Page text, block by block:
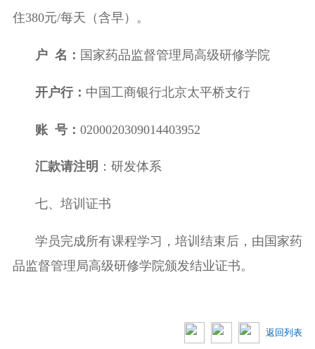
住380元/每天（含早）。
户 名： 国家药品监督管理局高级研修学院
开户行： 中国工商银行北京太平桥支行
账 号：0200020309014403952
汇款请注明 ：研发体系
七、培训证书
学员完成所有课程学习，培训结束后，由国家药
品监督管理局高级研修学院颁发结业证书。
返回列表